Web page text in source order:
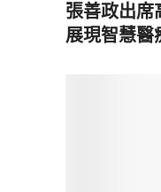
張善政出席
展現智慧醫